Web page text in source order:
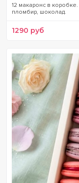
12 макаронс в
пломбир, шоколад.
1290 руб